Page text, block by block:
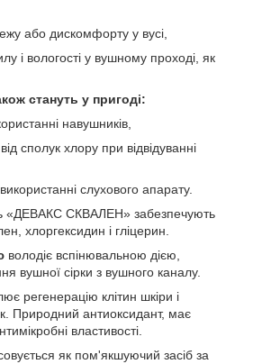
або дискомфорту у вусі,
і вологості у вушному проході, як
стануть у пригоді:
навушників,
сполук хлору при відвідуванні
слухового апарату.
«ДЕВАКС СКВАЛЕН» забезпечують
хлоргексидин і гліцерин.
володіє вспінювальною дією,
вушної сірки з вушного каналу.
регенерацію клітин шкіри і
Природний антиоксидант, має
властивості.
як пом'якшуючий засіб за